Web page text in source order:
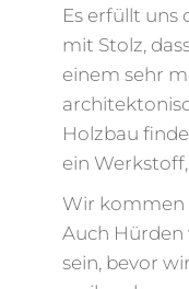
Es erfüllt uns
mit Stolz,
einem sehr
Holzbau
ein
Wir kommen
Auch
sein, bevor